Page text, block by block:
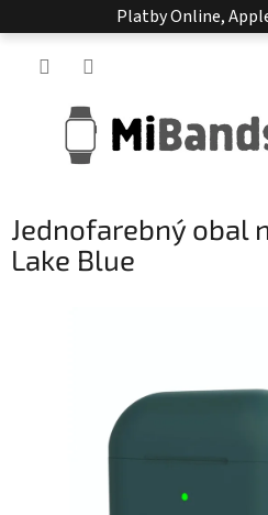
na
Platby Online,
Jednofarebný obal
Lake Blue